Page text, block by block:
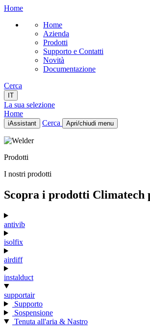
Home
Home
Azienda
Prodotti
Supporto e Contatti
Novità
Documentazione
Cerca
IT
La sua selezione
Home
iAssistant Cerca Apri/chiudi menu
Home
Prodotti
Novità
IT
Prodotti
I nostri prodotti
Scopra i prodotti
antivib
isolfix
airdiff
instalduct
supportair
Supporto
Sospensione
Tenuta all'aria & Nastro